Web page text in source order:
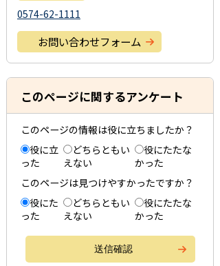
0574-62-1111
お問い合わせフォーム
このページに関するアンケート
このページの情報は役に立ちましたか？
役に立
った
どちらともい
えない
役にたたな
かった
このページは見つけやすかったですか？
役にた
った
どちらともい
えない
役にたたな
かった